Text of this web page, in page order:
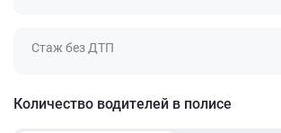
Стаж без ДТП
Количество водителей в полисе